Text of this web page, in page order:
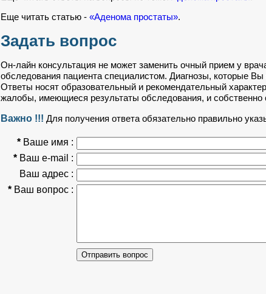
Еще читать статью - «Аденома простаты».
Задать вопрос
Он-лайн консультация не может заменить очный прием у
обследования пациента специалистом. Диагнозы, которые
Ответы носят образовательный и рекомендательный
жалобы, имеющиеся результаты обследования, и собственно
Важно !!! Для получения ответа обязательно правильно
* Ваше имя :
* Ваш e-mail :
Ваш адрес :
* Ваш вопрос :